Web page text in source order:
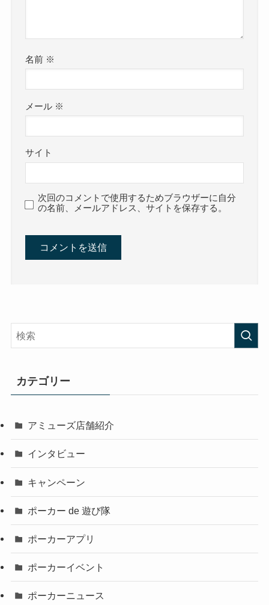
名前 ※
メール ※
サイト
次回のコメントで使用するためブラウザーに自分
の名前、メールアドレス、サイトを保存する。
カテゴリー
アミューズ店舗紹介
インタビュー
キャンペーン
ポーカー de 遊び隊
ポーカーアプリ
ポーカーイベント
ポーカーニュース